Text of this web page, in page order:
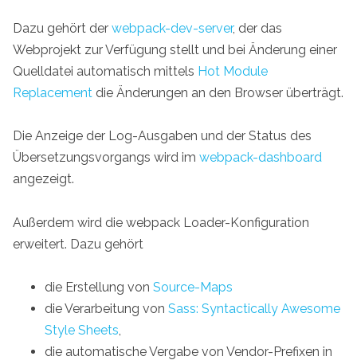
Dazu gehört der webpack-dev-server, der das
Webprojekt zur Verfügung stellt und bei Änderung einer
Quelldatei automatisch mittels Hot Module
Replacement die Änderungen an den Browser überträgt.
Die Anzeige der Log-Ausgaben und der Status des
Übersetzungsvorgangs wird im webpack-dashboard
angezeigt.
Außerdem wird die webpack Loader-Konfiguration
erweitert. Dazu gehört
die Erstellung von Source-Maps
die Verarbeitung von Sass: Syntactically Awesome
Style Sheets
die automatische Vergabe von Vendor-Prefixen in